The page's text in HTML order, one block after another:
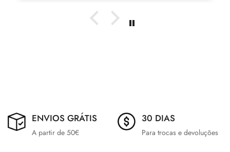
ENVIOS GRÁTIS
A partir de 50€
30 DIAS
Para trocas e devoluções